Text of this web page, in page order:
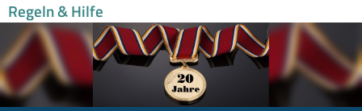
Regeln & Hilfe